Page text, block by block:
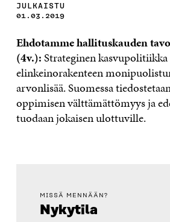
JULKAISTU
01.03.2019
Ehdotamme hallituskauden
(4v.):Strateginen
elinkeinorakenteen
arvonlisää. Suomessa
oppimisen välttämättömyys ja
tuodaan jokaisen ulottuville.
MISSÄ MENNÄÄN?
Nykytila